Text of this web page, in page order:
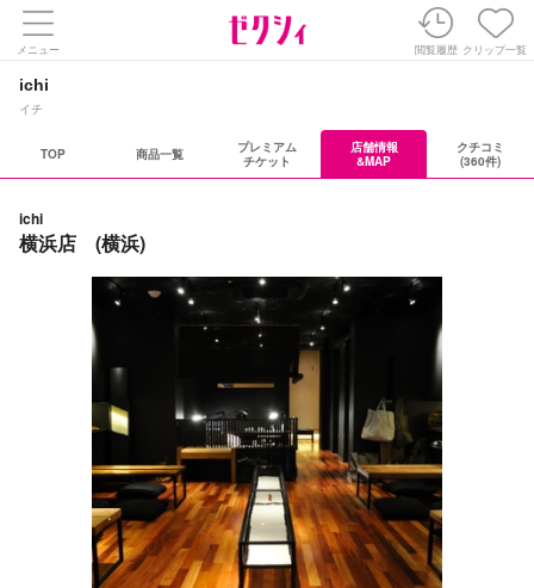
メニュー 閲覧履歴 クリップ一覧
ichi
イチ
TOP 商品一覧
プレミアム
チケット
店舗情報
&MAP
クチコミ
(360件)
ichi
横浜店 (横浜)